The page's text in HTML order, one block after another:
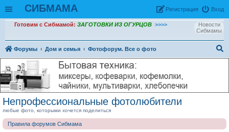
СИБМАМА Вход
Рeгиcтpaция
Новости
Сибмамы
Готовим с Сибмамой: ЗАГОТОВКИ ИЗ ОГУРЦОВ >>>>
Форумы Дом и семья
Фотофорум. Все о фото
Непрофессиональные фотолюбители
любые фото, которыми хочется поделиться
Правила форумов Сибмама